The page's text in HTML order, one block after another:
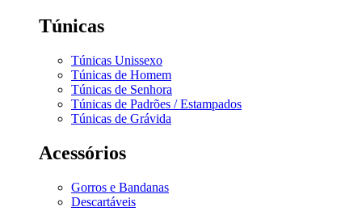
Túnicas
Túnicas Unissexo
Túnicas de Homem
Túnicas de Senhora
Túnicas de Padrões / Estampados
Túnicas de Grávida
Acessórios
Gorros e Bandanas
Descartáveis